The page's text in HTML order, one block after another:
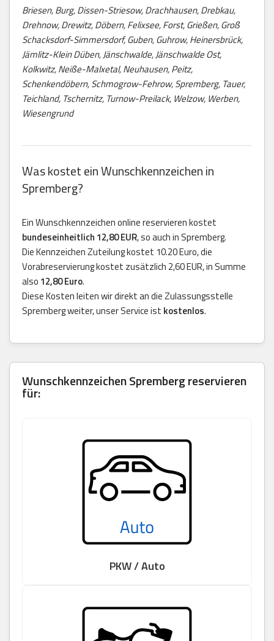
Briesen, Burg, Dissen-Striesow, Drachhausen, Drebkau,
Drehnow, Drewitz, Döbern, Felixsee, Forst, Grießen, Groß
Schacksdorf-Simmersdorf, Guben, Guhrow, Heinersbrück,
Jämlitz-Klein Düben, Jänschwalde, Jänschwalde Ost,
Kolkwitz, Neiße-Malxetal, Neuhausen, Peitz,
Schenkendöbern, Schmogrow-Fehrow, Spremberg, Tauer,
Teichland, Tschernitz, Turnow-Preilack, Welzow, Werben,
Wiesengrund
Was kostet ein Wunschkennzeichen in
Spremberg?
Ein Wunschkennzeichen online reservieren kostet
bundeseinheitlich 12,80 EUR, so auch in Spremberg.
Die Kennzeichen Zuteilung kostet 10.20 Euro, die
Vorabreservierung kostet zusätzlich 2,60 EUR, in Summe
also 12,80 Euro.
Diese Kosten leiten wir direkt an die Zulassungsstelle
Spremberg weiter, unser Service ist kostenlos.
Wunschkennzeichen Spremberg reservieren
für:
PKW / Auto